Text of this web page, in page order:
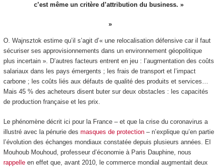
c’est même un critère d’attribution du business. »
O. Wajnsztok estime qu’il s’agit d’« une relocalisation défensive car il faut
sécuriser ses approvisionnements dans un environnement géopolitique
plus incertain ». D’autres facteurs entrent en jeu : l’augmentation des coûts
salariaux dans les pays émergents ; les frais de transport et l’impact
carbone ; les coûts liés aux défauts de qualité des produits et services…
Mais 45 % des acheteurs disent buter sur deux obstacles : les capacités
de production française et les prix.
Le phénomène décrit ici pour la France – et que la crise du coronavirus a
illustré avec la pénurie des masques de protection– n’explique qu’en partie
l’évolution des échanges mondiaux constatée depuis plusieurs années. El
Mouhoub Mouhoud, professeur d’économie à Paris Dauphine, nous
rappelleen effet que, avant 2010, le commerce mondial augmentait deux